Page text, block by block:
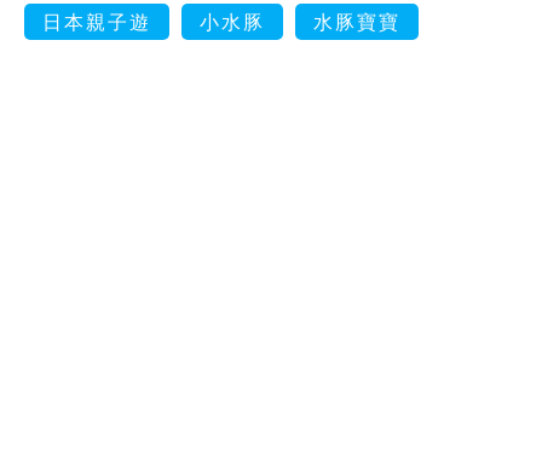
日本親子遊
小水豚 水豚寶寶